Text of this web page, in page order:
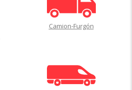
Camion-Furgón